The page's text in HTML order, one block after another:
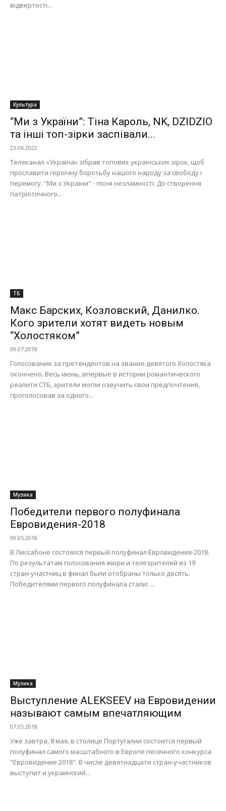
відвертості...
Культура
“Ми з України”: Тіна Кароль, NK, DZIDZIO
та інші топ-зірки заспівали...
23.06.2022
Телеканал «Україна» зібрав топових українських зірок, щоб
прославити героїчну боротьбу нашого народу за свободу і
перемогу. "Ми з України" - пісня незламності. До створення
патріотичного...
ТБ
Макс Барских, Козловский, Данилко.
Кого зрители хотят видеть новым
“Холостяком”
09.07.2018
Голосование за претендентов на звание девятого Холостяка
окончено. Весь июнь, впервые в истории романтического
реалити СТБ, зрители могли озвучить свои предпочтения,
проголосовав за одного...
Музика
Победители первого полуфинала
Евровидения-2018
09.05.2018
В Лиссабоне состоялся первый полуфинал Евровидения-2018.
По результатам голосования жюри и телезрителей из 19
стран-участниц в финал были отобраны только десять.
Победителями первого полуфинала стали: ...
Музика
Выступление ALEKSEEV на Евровидении
называют самым впечатляющим
07.05.2018
Уже завтра, 8 мая, в столице Португалии состоится первый
полуфинал самого масштабного в Европе песенного конкурса
"Евровидение 2018". В числе девятнадцати стран-участников
выступит и украинский...